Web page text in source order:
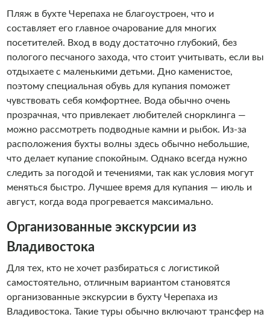
Пляж в бухте Черепаха не благоустроен, что и
составляет его главное очарование для многих
посетителей. Вход в воду достаточно глубокий, без
пологого песчаного захода, что стоит учитывать, если вы
отдыхаете с маленькими детьми. Дно каменистое,
поэтому специальная обувь для купания поможет
чувствовать себя комфортнее. Вода обычно очень
прозрачная, что привлекает любителей снорклинга —
можно рассмотреть подводные камни и рыбок. Из-за
расположения бухты волны здесь обычно небольшие,
что делает купание спокойным. Однако всегда нужно
следить за погодой и течениями, так как условия могут
меняться быстро. Лучшее время для купания — июль и
август, когда вода прогревается максимально.
Организованные экскурсии из
Владивостока
Для тех, кто не хочет разбираться с логистикой
самостоятельно, отличным вариантом становятся
организованные экскурсии в бухту Черепаха из
Владивостока. Такие туры обычно включают трансфер на